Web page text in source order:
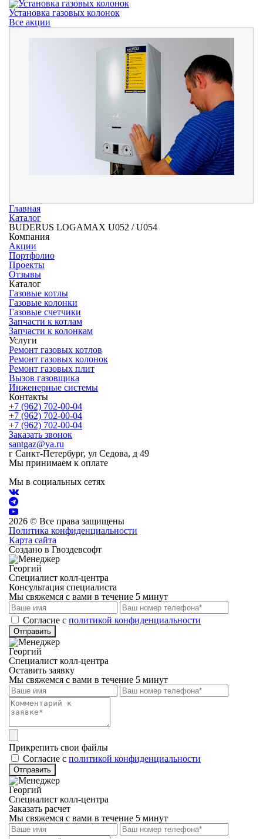
Установка газовых колонок
Все акции
Главная
Каталог
BUDERUS LOGAMAX U052 / U054
Компания
Акции
Портфолио
Проекты
Отзывы
Каталог
Газовые котлы
Газовые колонки
Газовые счетчики
Запчасти к котлам
Запчасти к колонкам
Услуги
Ремонт газовых котлов
Ремонт газовых колонок
Ремонт газовых плит
Вызов газовщика
Инженерные системы
Контакты
+7 (962) 702-00-04
+7 (962) 702-00-04
+7 (962) 702-00-04
Заказать звонок
santgaz@ya.ru
г Санкт-Петербург, ул Седова, д 49
Мы принимаем к оплате
Мы в социальных сетях
2026 © Все права защищены
Политика конфиденциальности
Карта сайта
Создано в Гвоздевсофт
Георгий
Специалист колл-центра
Консультация специалиста
Мы свяжемся с вами в течение 5 минут
Cогласие с политикой конфиденциальности
Отправить
Георгий
Специалист колл-центра
Оставить заявку
Мы свяжемся с вами в течение 5 минут
Прикрепить свои файлы
Cогласие с политикой конфиденциальности
Отправить
Георгий
Специалист колл-центра
Заказать расчет
Мы свяжемся с вами в течение 5 минут